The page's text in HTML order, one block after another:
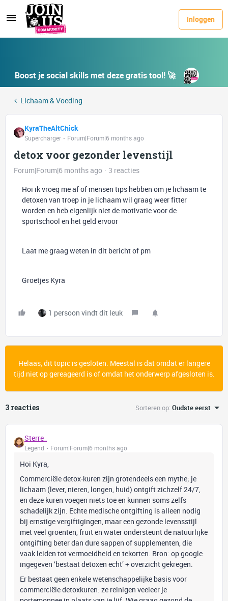
Inloggen
Boost je social skills met deze gratis tool! 🚀
Lichaam & Voeding
KyraTheAltChick
Supercharger Forum|Forum|6 months ago
detox voor gezonder levenstijl
Forum|Forum|6 months ago
3 reacties
Hoi ik vroeg me af of mensen tips hebben om je lichaam te
detoxen van troep in je lichaam wil graag weer fitter
worden en heb eigenlijk niet de motivatie voor de
sportschool en het geld ervoor
Laat me graag weten in dit bericht of pm
Groetjes Kyra
1 persoon vindt dit leuk
Helaas, dit topic is gesloten. Meestal is dat omdat er langere
tijd niet op gereageerd is of omdat het onderwerp afgesloten is.
3 reacties Sorteren op:Oudste eerst
Sterre_
Legend Forum|Forum|6 months ago
Hoi Kyra,
Commerciële detox-kuren zijn grotendeels een mythe; je
lichaam (lever, nieren, longen, huid) ontgift zichzelf 24/7,
en deze kuren voegen niets toe en kunnen soms zelfs
schadelijk zijn. Echte medische ontgifting is alleen nodig
bij ernstige vergiftigingen, maar een gezonde levensstijl
met veel groenten, fruit en water ondersteunt de natuurlijke
ontgifting beter dan dure sappen of supplementen, die
vaak leiden tot vermoeidheid en tekorten. Bron: op google
ingegeven ‘bestaat detoxen echt’ + overzicht gekregen.
Er bestaat geen enkele wetenschappelijke basis voor
commerciële detoxkuren: ze reinigen veeleer je